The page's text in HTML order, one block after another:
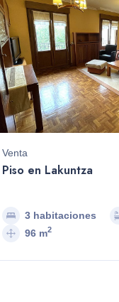
Venta
Piso en Lakuntza
3 habitaciones
96 m2